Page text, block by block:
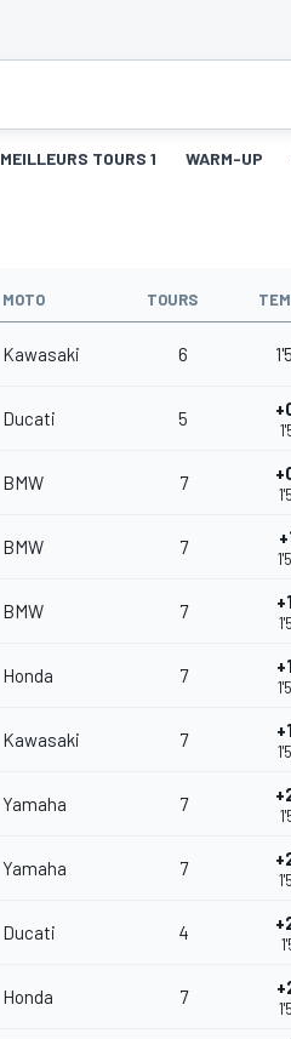
MEILLEURS TOURS 1 WARM-UP
MOTO TOURS
Kawasaki 6
Ducati 5
BMW 7
BMW 7
BMW 7
Honda 7
Kawasaki 7
Yamaha 7
Yamaha 7
Ducati 4
Honda 7